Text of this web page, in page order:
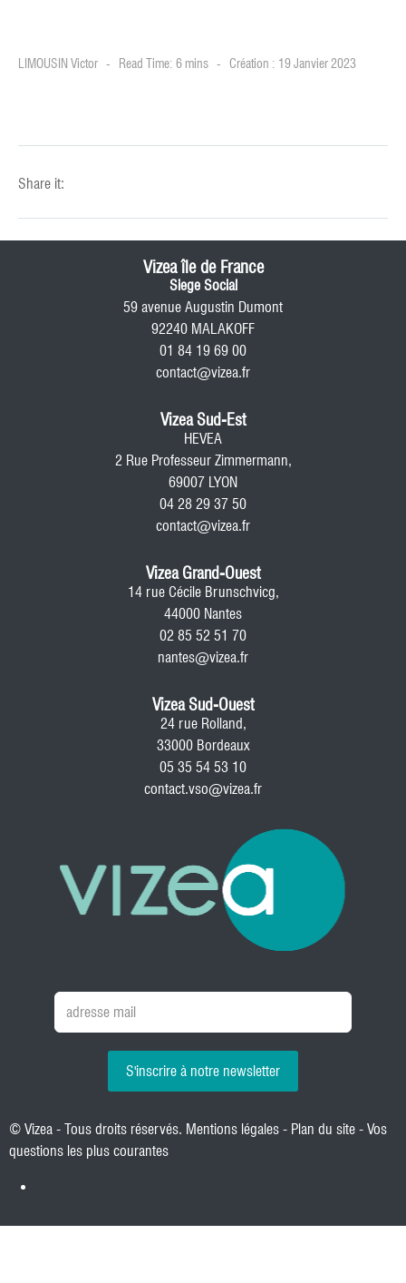
LIMOUSIN Victor Read Time: 6 mins Création : 19 Janvier 2023
Share it:
Vizea île de France
Siege Social
59 avenue Augustin Dumont
92240 MALAKOFF
01 84 19 69 00
contact@vizea.fr
Vizea Sud-Est
HEVEA
2 Rue Professeur Zimmermann,
69007 LYON
04 28 29 37 50
contact@vizea.fr
Vizea Grand-Ouest
14 rue Cécile Brunschvicg,
44000 Nantes
02 85 52 51 70
nantes@vizea.fr
Vizea Sud-Ouest
24 rue Rolland,
33000 Bordeaux
05 35 54 53 10
contact.vso@vizea.fr
S'inscrire à notre newsletter
© Vizea - Tous droits réservés. Mentions légales - Plan du site - Vos
questions les plus courantes